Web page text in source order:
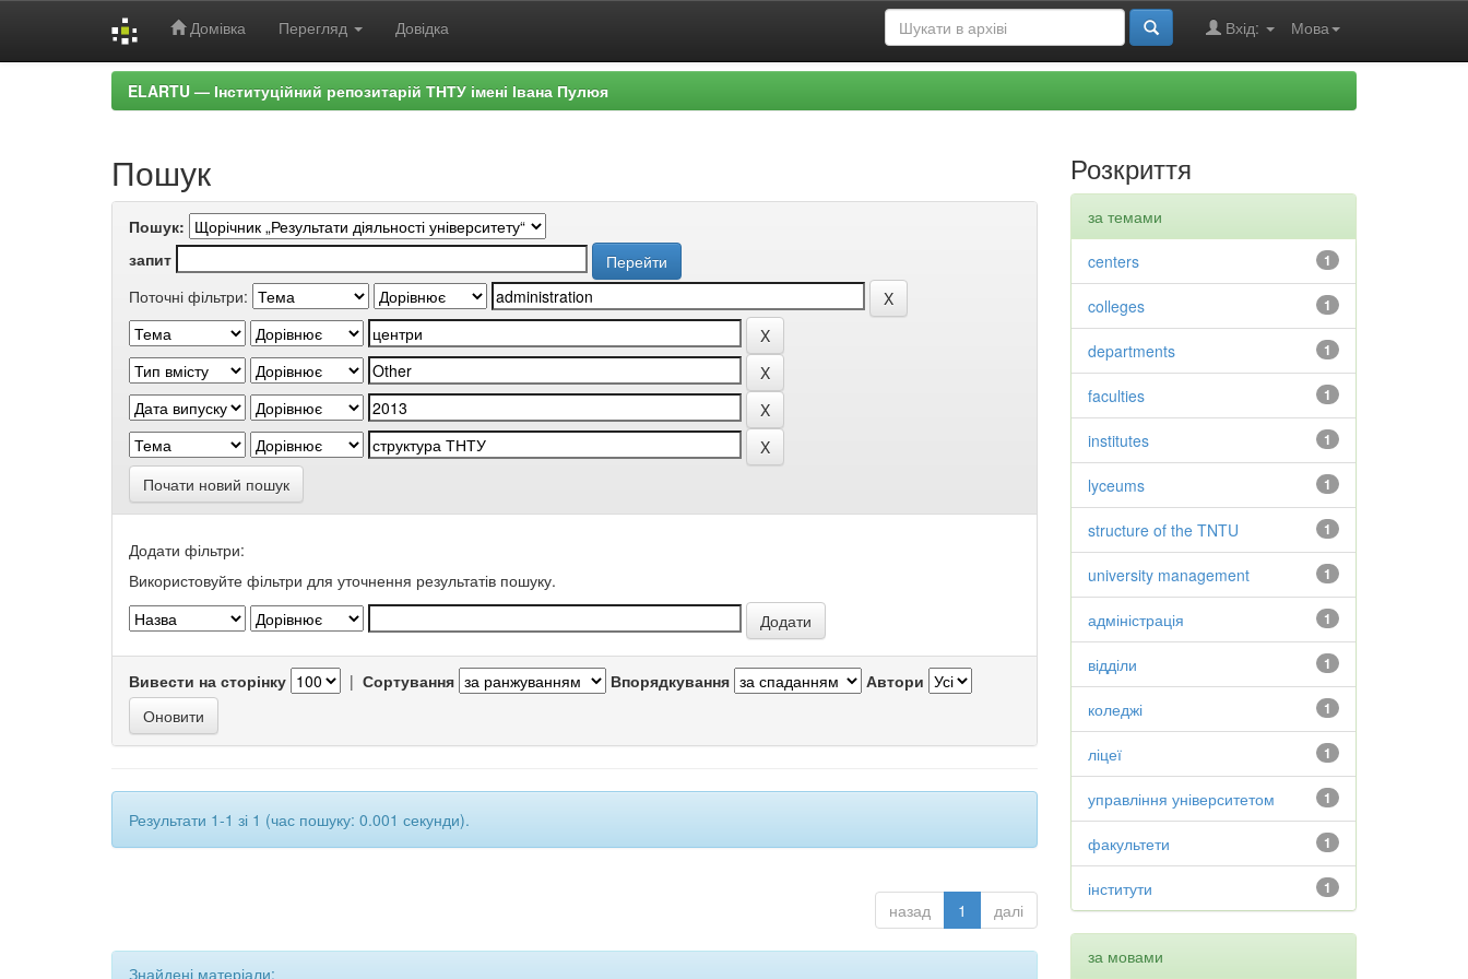
Домівка Перегляд Довідка Мова
Вхід:
ELARTU — Інституційний репозитарій ТНТУ імені Івана Пулюя
Пошук
Пошук:
запит
Поточні фільтри:
Почати новий пошук
Додати фільтри:
Використовуйте фільтри для уточнення результатів пошуку.
Вивести на сторінку | Сортування Впорядкування Автори
Результати 1-1 зі 1 (час пошуку: 0.001 секунди).
назад 1 далі
Знайдені матеріали:
Розкриття
за темами
1
centers
1
colleges
1
departments
1
faculties
1
institutes
1
lyceums
1
structure of the TNTU
1
university management
1
адміністрація
1
відділи
1
коледжі
1
ліцеї
1
управління університетом
1
факультети
1
інститути
за мовами